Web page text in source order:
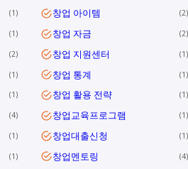
1 창업 아이템 2
1 창업 자금 2
2 창업 지원센터 1
1 창업 통계 1
1 창업 활용 전략 1
4 창업교육프로그램 1
1 창업대출신청 1
1 창업멘토링 4